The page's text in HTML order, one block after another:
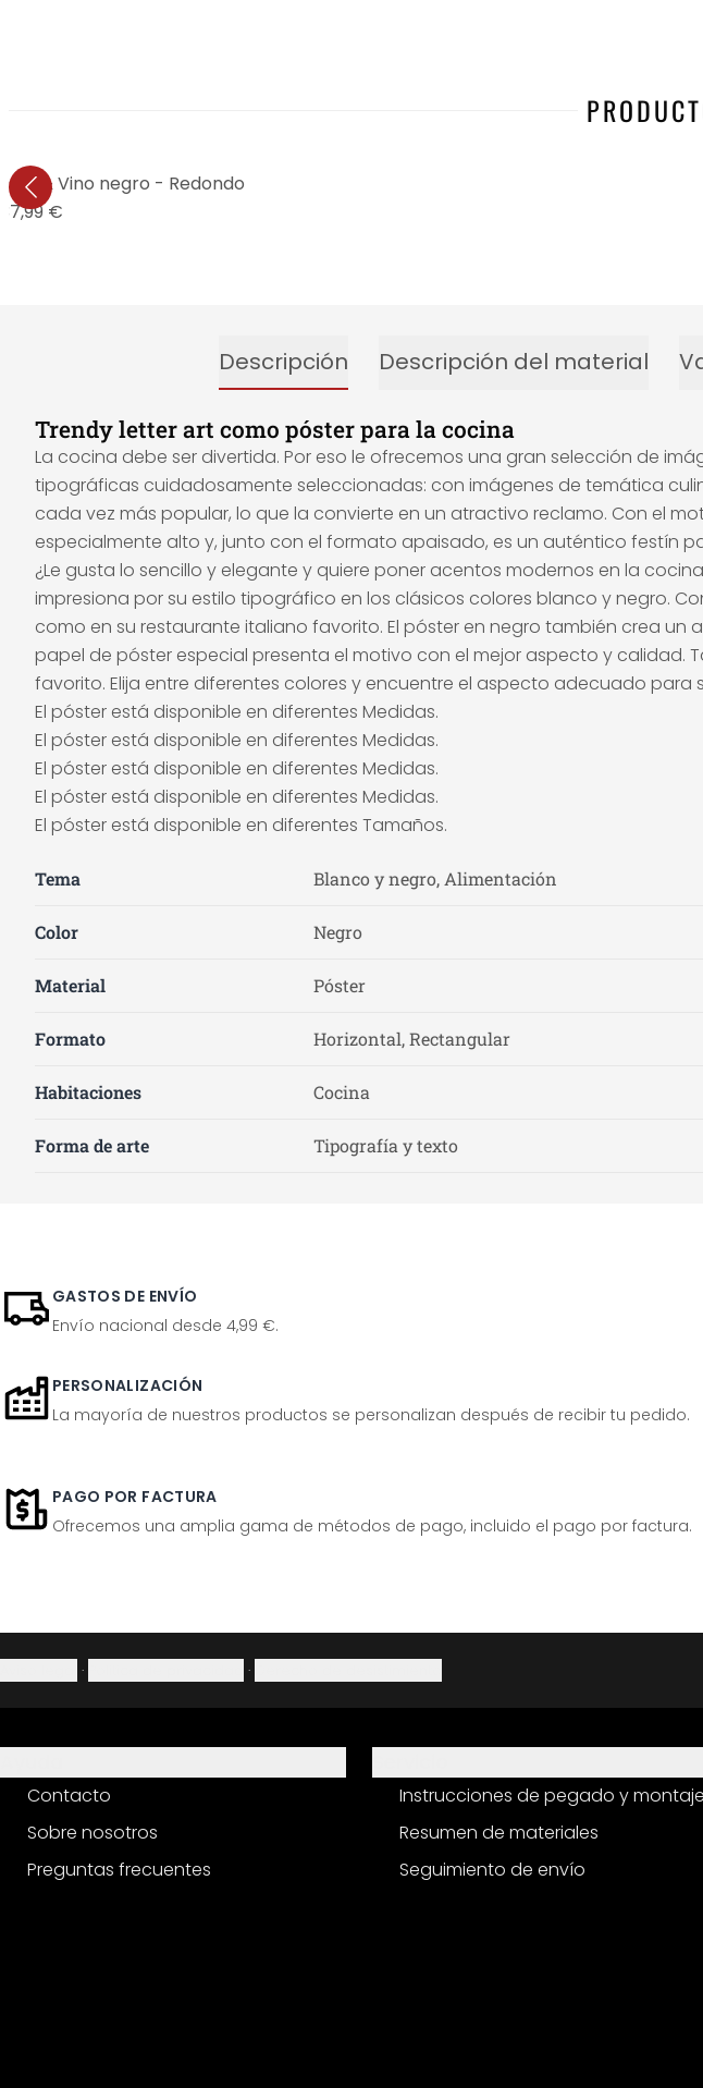
& Vino negro - Redondo
37,99 €
Descripción Descripción del material
Trendy letter art como póster para la cocina
La cocina debe ser divertida. Por eso le ofrecemos una gran selección de
tipográficas cuidadosamente seleccionadas: con imágenes de temática
cada vez más popular, lo que la convierte en un atractivo reclamo. Con el
especialmente alto y, junto con el formato apaisado, es un auténtico festín
¿Le gusta lo sencillo y elegante y quiere poner acentos modernos en la
impresiona por su estilo tipográfico en los clásicos colores blanco y negro.
como en su restaurante italiano favorito. El póster en negro también crea
papel de póster especial presenta el motivo con el mejor aspecto y calidad.
favorito. Elija entre diferentes colores y encuentre el aspecto adecuado para
El póster está disponible en diferentes Medidas.
El póster está disponible en diferentes Medidas.
El póster está disponible en diferentes Medidas.
El póster está disponible en diferentes Medidas.
El póster está disponible en diferentes Tamaños.
Tema Blanco y negro, Alimentación
Color Negro
Material Póster
Formato Horizontal, Rectangular
Habitaciones Cocina
Forma de arte Tipografía y texto
GASTOS DE ENVÍO
Envío nacional desde 4,99 €.
PERSONALIZACIÓN
La mayoría de nuestros productos se personalizan después de recibir tu pedido.
PAGO POR FACTURA
Ofrecemos una amplia gama de métodos de pago, incluido el pago por factura.
· ·
Contacto
Sobre nosotros
Preguntas frecuentes
Instrucciones de pegado y montaje
Resumen de materiales
Seguimiento de envío